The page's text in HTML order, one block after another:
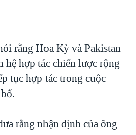
MẠI CỦA MỸ: QUÁ KHỨ VÀ HIỆN
rằng Hoa Kỳ và Pakistan
hệ hợp tác chiến lược rộng
tục hợp tác trong cuộc
rằng nhận định của ông